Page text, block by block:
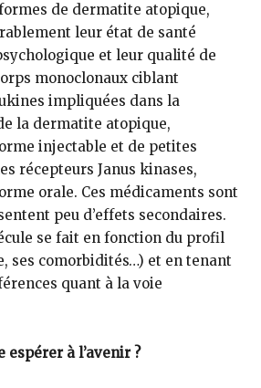
de dermatite atopique,
leur état de santé
et leur qualité de
monoclonaux ciblant
impliquées dans la
la dermatite atopique,
injectable et de petites
récepteurs Janus kinases,
orale. Ces médicaments sont
peu d’effets secondaires.
se fait en fonction du profil
ses comorbidités…) et en tenant
quant à la voie
espérer à l’avenir ?